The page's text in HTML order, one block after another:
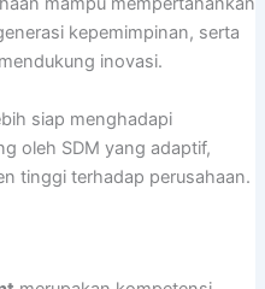
kepemimpinan, serta
inovasi.
siap menghadapi
oleh SDM yang adaptif,
tinggi terhadap perusahaan.